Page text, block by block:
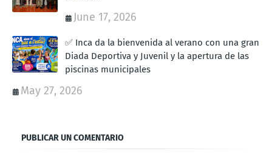
June 17, 2026
✅ Inca da la bienvenida al verano con una gran
Diada Deportiva y Juvenil y la apertura de las
piscinas municipales
May 27, 2026
PUBLICAR UN COMENTARIO